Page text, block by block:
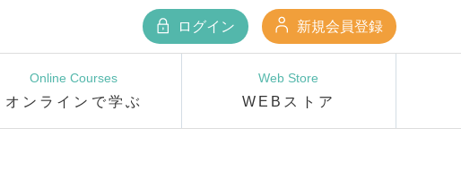
ログイン 新規会員登録
Online Courses
オンラインで学ぶ
Web Store
WEBストア